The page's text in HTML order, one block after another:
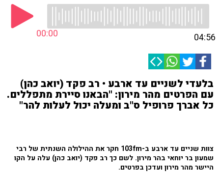
00:00 04:56
בלעדי לשניים עד ארבע • רב פקד (יואב כהן)
עם הפרטים מהר מירון: "הבאנו סיירת מתפללים.
כל אברך פרופיל ס"ב ומעלה יכול לעלות להר"
צוות שניים עד ארבע ב-103fm חקר את ההילולה השנתית של רבי
שמעון בר יוחאי בהר מירון. לשם כך רב פקד (יואב כהן) עלה על הקו
היישר מהר מירון ועדכן בפרטים.